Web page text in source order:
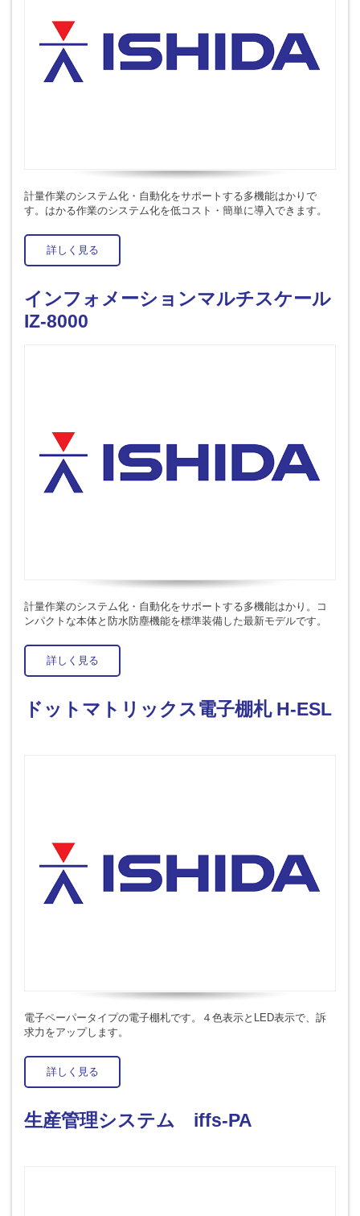
計量作業のシステム化・自動化をサポートする多機能はかりで
す。はかる作業のシステム化を低コスト・簡単に導入できます。
詳しく見る
インフォメーションマルチスケール
IZ-8000
計量作業のシステム化・自動化をサポートする多機能はかり。コ
ンパクトな本体と防水防塵機能を標準装備した最新モデルです。
詳しく見る
ドットマトリックス電子棚札 H-ESL
電子ペーパータイプの電子棚札です。４色表示とLED表示で、訴
求力をアップします。
詳しく見る
生産管理システム iffs-PA